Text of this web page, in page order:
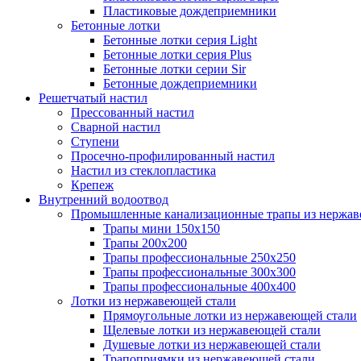
Пластиковые дождеприемники
Бетонные лотки
Бетонные лотки серия Light
Бетонные лотки серия Plus
Бетонные лотки серии Sir
Бетонные дождеприемники
Решетчатый настил
Прессованный настил
Сварной настил
Ступени
Просечно-профилированный настил
Настил из стеклопластика
Крепеж
Внутренний водоотвод
Промышленные канализационные трапы из
Трапы мини 150х150
Трапы 200х200
Трапы профессиональные 250х250
Трапы профессиональные 300х300
Трапы профессиональные 400х400
Лотки из нержавеющей стали
Прямоугольные лотки из нержавеющей стали
Щелевые лотки из нержавеющей стали
Душевые лотки из нержавеющей стали